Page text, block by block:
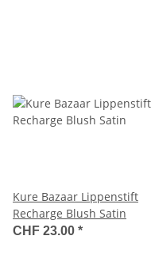
Kure Bazaar Lippenstift
Recharge Blush Satin
CHF 23.00 *